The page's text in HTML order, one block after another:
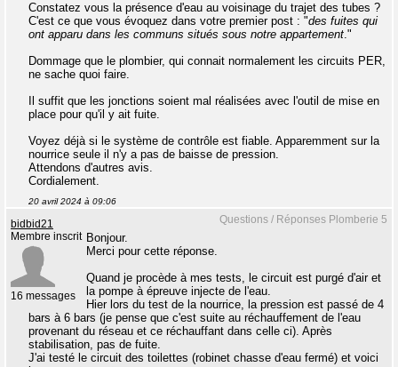
Constatez vous la présence d'eau au voisinage du trajet des tubes ?
C'est ce que vous évoquez dans votre premier post : "des fuites qui
ont apparu dans les communs situés sous notre appartement."
Dommage que le plombier, qui connait normalement les circuits PER,
ne sache quoi faire.
Il suffit que les jonctions soient mal réalisées avec l'outil de mise en
place pour qu'il y ait fuite.
Voyez déjà si le système de contrôle est fiable. Apparemment sur la
nourrice seule il n'y a pas de baisse de pression.
Attendons d'autres avis.
Cordialement.
20 avril 2024 à 09:06
Questions / Réponses Plomberie 5
bidbid21
Membre inscrit
16 messages
Bonjour.
Merci pour cette réponse.
Quand je procède à mes tests, le circuit est purgé d'air et
la pompe à épreuve injecte de l'eau.
Hier lors du test de la nourrice, la pression est passé de 4
bars à 6 bars (je pense que c'est suite au réchauffement de l'eau
provenant du réseau et ce réchauffant dans celle ci). Après
stabilisation, pas de fuite.
J'ai testé le circuit des toilettes (robinet chasse d'eau fermé) et voici